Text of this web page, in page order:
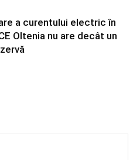
a curentului electric în
Oltenia nu are decât un